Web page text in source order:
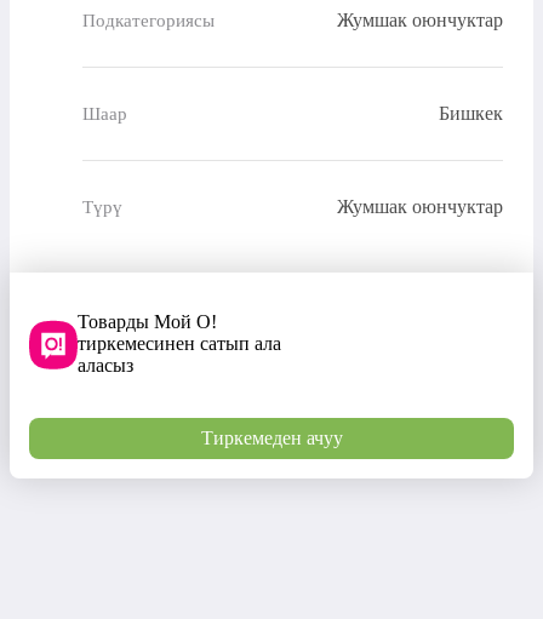
Подкатегориясы Жумшак оюнчуктар
Шаар Бишкек
Түрү Жумшак оюнчуктар
Товарды Мой О!
тиркемесинен сатып ала
аласыз
Тиркемеден ачуу